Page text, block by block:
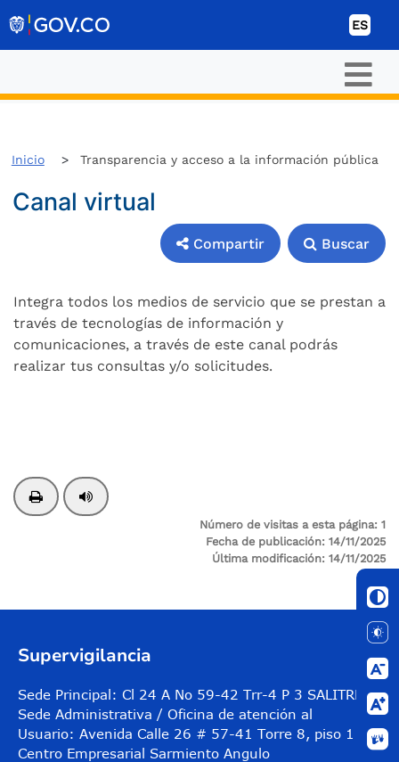
ES
Inicio Transparencia y acceso a la información pública
Canal virtual
Compartir Buscar
Compartir
Buscar
Integra todos los medios de servicio que se prestan a
través de tecnologías de información y
comunicaciones, a través de este canal podrás
realizar tus consultas y/o solicitudes.
Número de visitas a esta página: 1
Fecha de publicación: 14/11/2025
Última modificación: 14/11/2025
Supervigilancia
Sede Principal: Cl 24 A No 59-42 Trr-4 P 3 SALITRE
Sede Administrativa / Oficina de atención al
Usuario: Avenida Calle 26 # 57-41 Torre 8, piso 11
Centro Empresarial Sarmiento Angulo